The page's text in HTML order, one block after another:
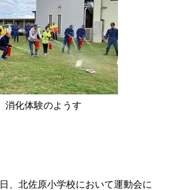
消化体験のようす
、北佐原小学校において運動会に